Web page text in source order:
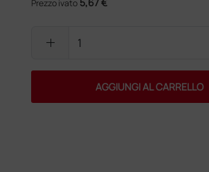
Prezzo ivato
add
AGGIUNGI AL CARRELLO